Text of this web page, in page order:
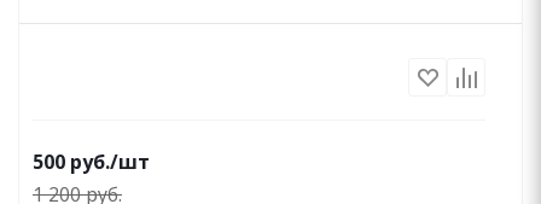
500 руб./шт
1 200руб.